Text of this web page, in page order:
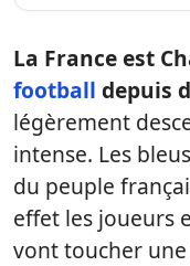
La France est
football depuis
légèrement
intense. Les
du peuple
effet les joueurs
vont toucher